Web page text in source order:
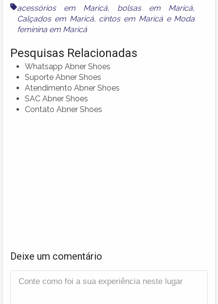
acessórios em Maricá, bolsas em Maricá,
Calçados em Maricá, cintos em Maricáe Moda
feminina em Maricá
Pesquisas Relacionadas
Whatsapp Abner Shoes
Suporte Abner Shoes
Atendimento Abner Shoes
SAC Abner Shoes
Contato Abner Shoes
Deixe um comentário